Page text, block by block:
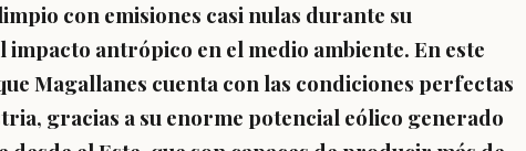
con emisiones casi nulas durante su
antrópico en el medio ambiente. En este
Magallanes cuenta con las condiciones perfectas
gracias a su enorme potencial eólico generado